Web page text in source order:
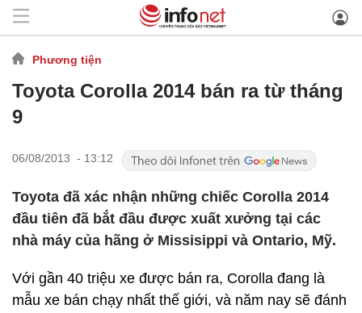
Phương tiện
Toyota Corolla 2014 bán ra từ tháng
9
06/08/2013 - 13:12
Toyota đã xác nhận những chiếc Corolla 2014
đầu tiên đã bắt đầu được xuất xưởng tại các
nhà máy của hãng ở Missisippi và Ontario, Mỹ.
Với gần 40 triệu xe được bán ra, Corolla đang là
mẫu xe bán chạy nhất thế giới, và năm nay sẽ đánh